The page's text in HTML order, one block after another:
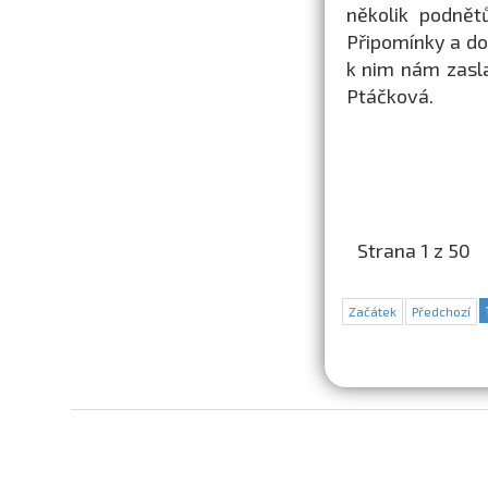
několik
Připomínky a
k nim nám
Ptáčková.
Strana 1 z 50
Začátek Předchozí